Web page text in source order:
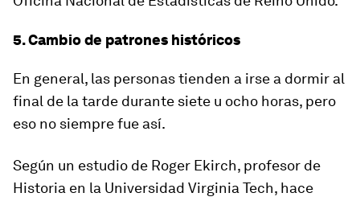
5. Cambio de patrones históricos
En general, las personas tienden a irse a dormir al
final de la tarde durante siete u ocho horas, pero
eso no siempre fue así.
Según un estudio de Roger Ekirch, profesor de
Historia en la Universidad Virginia Tech, hace